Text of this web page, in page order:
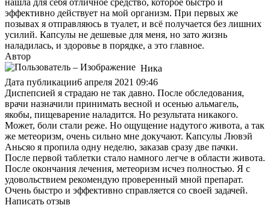
нашла для себя отличное средство, которое быстро и
эффективно действует на мой организм. При первых же
позывах я отправляюсь в туалет, и всё получается без лишних
усилий. Капсулы не дешевые для меня, но зато жизнь
наладилась, и здоровье в порядке, а это главное.
Автор
Ника
Дата публикации6 апреля 2021 09:46
Диспепсией я страдаю не так давно. После обследования,
врачи назначили принимать весной и осенью альмагель,
якобы, пищеварение наладится. Но результата никакого.
Может, боли стали реже. Но ощущение надутого живота, а так
же метеоризм, очень сильно мне докучают. Капсулы Лювэй
Аньсяо я пропила одну неделю, заказав сразу две пачки.
После первой таблетки стало намного легче в области живота.
После окончания лечения, метеоризм исчез полностью. Я с
удовольствием рекомендую проверенный мной препарат.
Очень быстро и эффективно справляется со своей задачей.
Написать отзыв